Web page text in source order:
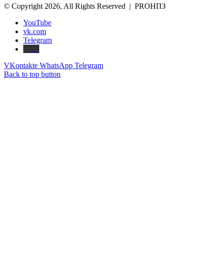
© Copyright 2026, All Rights Reserved | PROНПЗ
YouTube
vk.com
Telegram
VKontakte WhatsApp Telegram
Back to top button